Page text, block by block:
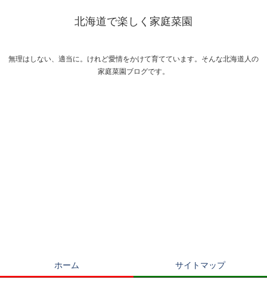
北海道で楽しく家庭菜園
無理はしない、適当に。けれど愛情をかけて育てています。そんな北海道人の
家庭菜園ブログです。
ホーム サイトマップ